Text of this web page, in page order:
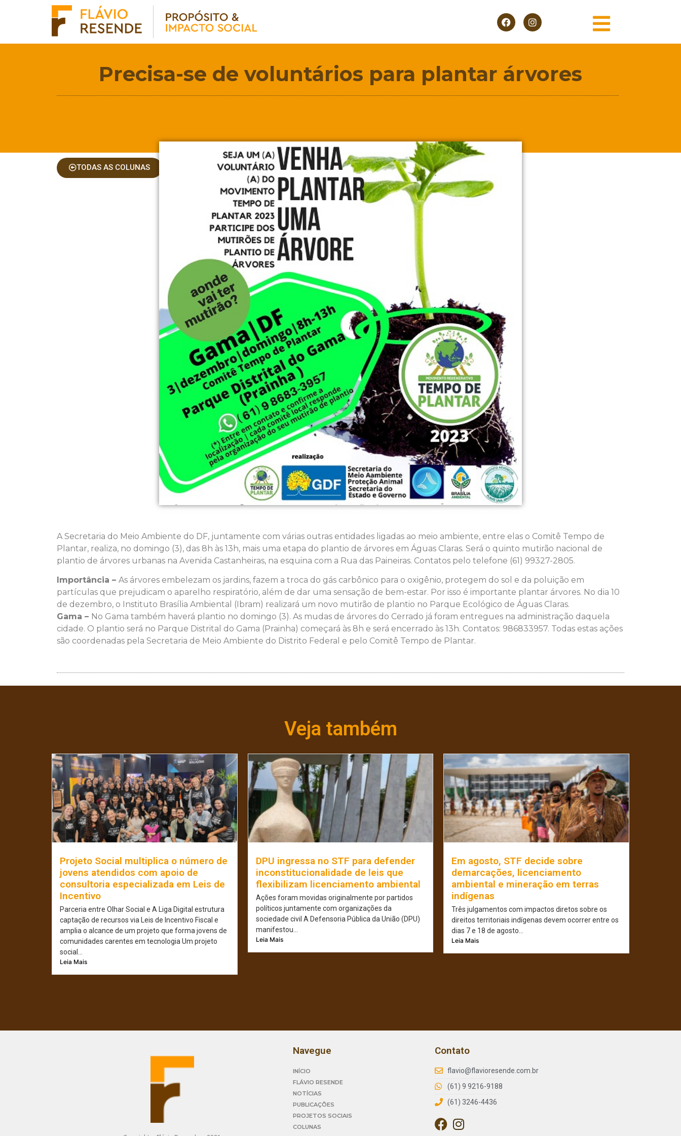
Precisa-se de voluntários para plantar árvores
TODAS AS COLUNAS
A Secretaria do Meio Ambiente do DF, juntamente com várias outras entidades ligadas ao meio ambiente, entre elas o Comitê Tempo de
Plantar, realiza, no domingo (3), das 8h às 13h, mais uma etapa do plantio de árvores em Águas Claras. Será o quinto mutirão nacional de
plantio de árvores urbanas na Avenida Castanheiras, na esquina com a Rua das Paineiras. Contatos pelo telefone (61) 99327-2805.
Importância – As árvores embelezam os jardins, fazem a troca do gás carbônico para o oxigênio, protegem do sol e da poluição em
partículas que prejudicam o aparelho respiratório, além de dar uma sensação de bem-estar. Por isso é importante plantar árvores. No dia 10
de dezembro, o Instituto Brasília Ambiental (Ibram) realizará um novo mutirão de plantio no Parque Ecológico de Águas Claras.
Gama – No Gama também haverá plantio no domingo (3). As mudas de árvores do Cerrado já foram entregues na administração daquela
cidade. O plantio será no Parque Distrital do Gama (Prainha) começará às 8h e será encerrado às 13h. Contatos: 986833957. Todas estas ações
são coordenadas pela Secretaria de Meio Ambiente do Distrito Federal e pelo Comitê Tempo de Plantar.
Veja também
Projeto Social multiplica o número de
jovens atendidos com apoio de
consultoria especializada em Leis de
Incentivo
Parceria entre Olhar Social e A Liga Digital estrutura
captação de recursos via Leis de Incentivo Fiscal e
amplia o alcance de um projeto que forma jovens de
comunidades carentes em tecnologia Um projeto
social...
Leia Mais
DPU ingressa no STF para defender
inconstitucionalidade de leis que
flexibilizam licenciamento ambiental
Ações foram movidas originalmente por partidos
políticos juntamente com organizações da
sociedade civil A Defensoria Pública da União (DPU)
manifestou...
Leia Mais
Em agosto, STF decide sobre
demarcações, licenciamento
ambiental e mineração em terras
indígenas
Três julgamentos com impactos diretos sobre os
direitos territoriais indígenas devem ocorrer entre os
dias 7 e 18 de agosto...
Leia Mais
Navegue
INÍCIO
FLÁVIO RESENDE
NOTÍCIAS
PUBLICAÇÕES
PROJETOS SOCIAIS
COLUNAS
Contato
flavio@flavioresende.com.br
(61) 9 9216-9188
(61) 3246-4436